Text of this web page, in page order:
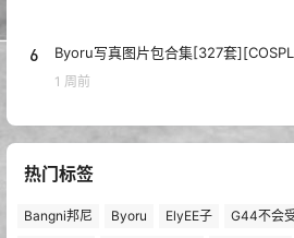
6 Byoru写真图片包合集[327套
1 周前
热门标签
Bangni邦尼 Byoru ElyEE子 G44不会